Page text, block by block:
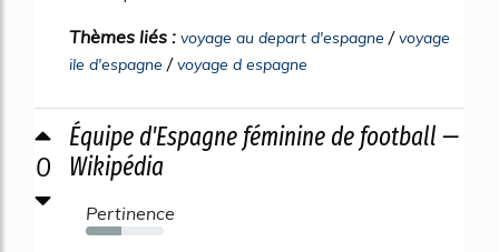
Thèmes liés : voyage au depart d'espagne /voyage
ile d'espagne /voyage d espagne
0
Équipe d'Espagne féminine de football —
Wikipédia
Pertinence
45%